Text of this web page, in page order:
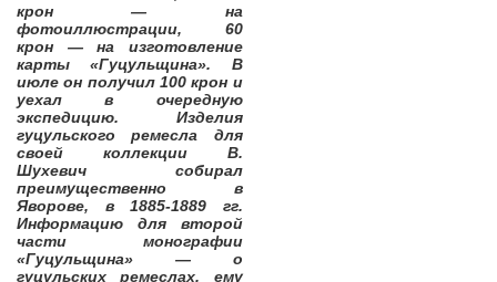
крон — на
фотоиллюстрации, 60
крон — на изготовление
карты «Гуцульщина». В
июле он получил 100 крон и
уехал в очередную
экспедицию. Изделия
гуцульского ремесла для
своей коллекции В.
Шухевич собирал
преимущественно в
Яворове, в 1885-1889 гг.
Информацию для второй
части монографии
«Гуцульщина» — о
гуцульских ремеслах, ему